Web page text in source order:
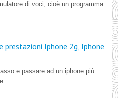
di voci, cioè un programma
prestazioni Iphone 2g, Iphone
e passare ad un iphone più